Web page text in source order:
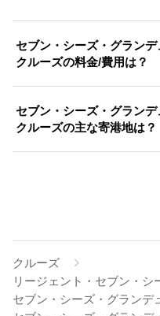
セブン・シーズ・グラン
クルーズの料金/費用は？
セブン・シーズ・グラン
クルーズの主な寄港地は？
クルーズ
リージェント・セブン・シ
セブン・シーズ・グランデ